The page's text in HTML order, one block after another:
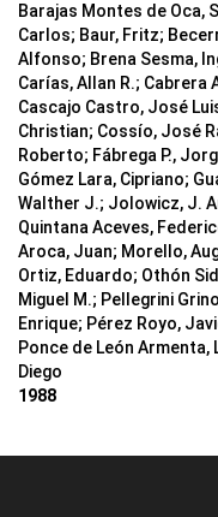
Barajas Montes de Oca,
Carlos; Baur, Fritz;
Alfonso; Brena Sesma,
Carías, Allan R.; Cabrera
Cascajo Castro, José
Christian; Cossío, José
Roberto; Fábrega P.,
Gómez Lara, Cipriano;
Walther J.; Jolowicz, J.
Quintana Aceves,
Aroca, Juan; Morello,
Ortiz, Eduardo; Othón
Miguel M.; Pellegrini
Enrique; Pérez Royo,
Ponce de León Armenta,
Diego
1988